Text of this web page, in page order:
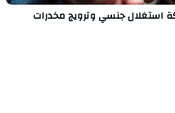
استغلال جنسي وترويج مخدرات